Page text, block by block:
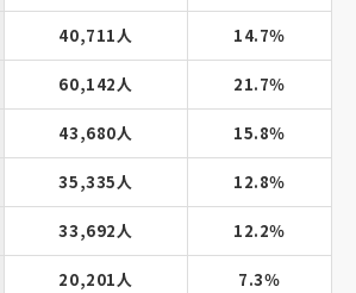
40,711人 14.7％
60,142人 21.7％
43,680人 15.8％
35,335人 12.8％
33,692人 12.2％
20,201人 7.3％